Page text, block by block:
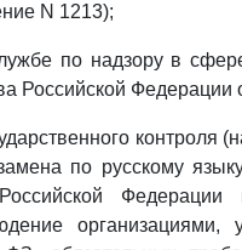
N 1213);
по надзору в
Российской Федерации
контроля
по русскому
Российской
организациями,